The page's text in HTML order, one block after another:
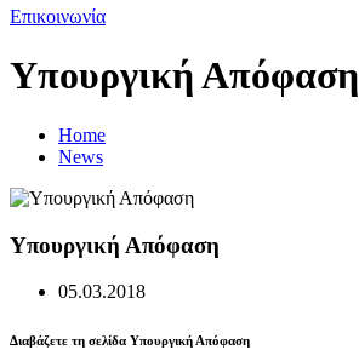
Επικοινωνία
Υπουργική Απόφαση
Home
News
Υπουργική Απόφαση
05.03.2018
Διαβάζετε τη σελίδα Υπουργική Απόφαση